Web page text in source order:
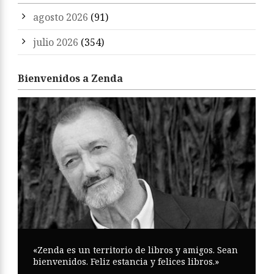
agosto 2026 (91)
julio 2026 (354)
Bienvenidos a Zenda
«Zenda es un territorio de libros y amigos. Sean
bienvenidos. Feliz estancia y felices libros.»